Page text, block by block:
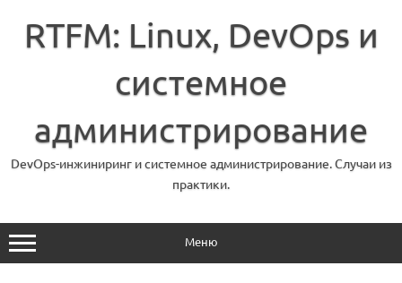
содержимому
RTFM: Linux, DevOps и
системное
администрирование
DevOps-инжиниринг и системное администрирование. Случаи из
практики.
Меню